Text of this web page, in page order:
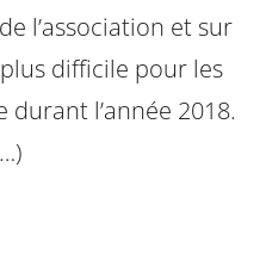
l’association et sur
difficile pour les
l’année 2018.